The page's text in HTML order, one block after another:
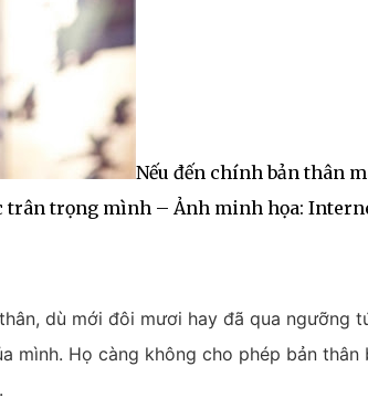
Nếu đến chính bản thân
trân trọng mình – Ảnh minh họa:
dù mới đôi mươi hay đã qua ngưỡng
mình. Họ càng không cho phép bản thân